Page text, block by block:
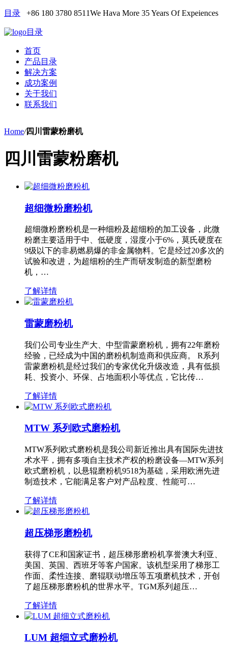
目录 +86 180 3780 8511We Hava More 35 Years Of Expeiences
目录
首页
产品目录
解决方案
成功案例
关于我们
联系我们
Home/四川雷蒙粉磨机
四川雷蒙粉磨机
超细微粉磨粉机
超细微粉磨粉机是一种细粉及超细粉的加工设备，此微
粉磨主要适用于中、低硬度，湿度小于6%，莫氏硬度在
9级以下的非易燃易爆的非金属物料。它是经过20多次的
试验和改进，为超细粉的生产而研发制造的新型磨粉
机，…
了解详情
雷蒙磨粉机
我们公司专业生产大、中型雷蒙磨粉机，拥有22年磨粉
经验，已经成为中国的磨粉机制造商和供应商。 R系列
雷蒙磨粉机是经过我们的专家优化升级改造，具有低损
耗、投资小、环保、占地面积小等优点，它比传…
了解详情
MTW 系列欧式磨粉机
MTW系列欧式磨粉机是我公司新近推出具有国际先进技
术水平，拥有多项自主技术产权的粉磨设备—MTW系列
欧式磨粉机，以悬辊磨粉机9518为基础，采用欧洲先进
制造技术，它能满足客户对产品粒度、性能可…
了解详情
超压梯形磨粉机
获得了CE和国家证书，超压梯形磨粉机享誉澳大利亚、
美国、英国、西班牙等客户国家。该机型采用了梯形工
作面、柔性连接、磨辊联动增压等五项磨机技术，开创
了超压梯形磨粉机的世界水平。TGM系列超压…
了解详情
LUM 超细立式磨粉机